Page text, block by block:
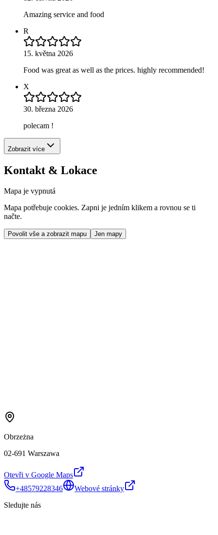
Amazing service and food
R
15. května 2026
Food was great as well as the prices. highly recommended!
X
30. března 2026
polecam !
Zobrazit více
Kontakt & Lokace
Mapa je vypnutá
Mapa potřebuje cookies. Zapni je jedním klikem a rovnou se ti
načte.
Povolit vše a zobrazit mapu Jen mapy
Obrzeżna
02-691 Warszawa
Otevři v Google Maps
+48579228346
Webové stránky
Sledujte nás